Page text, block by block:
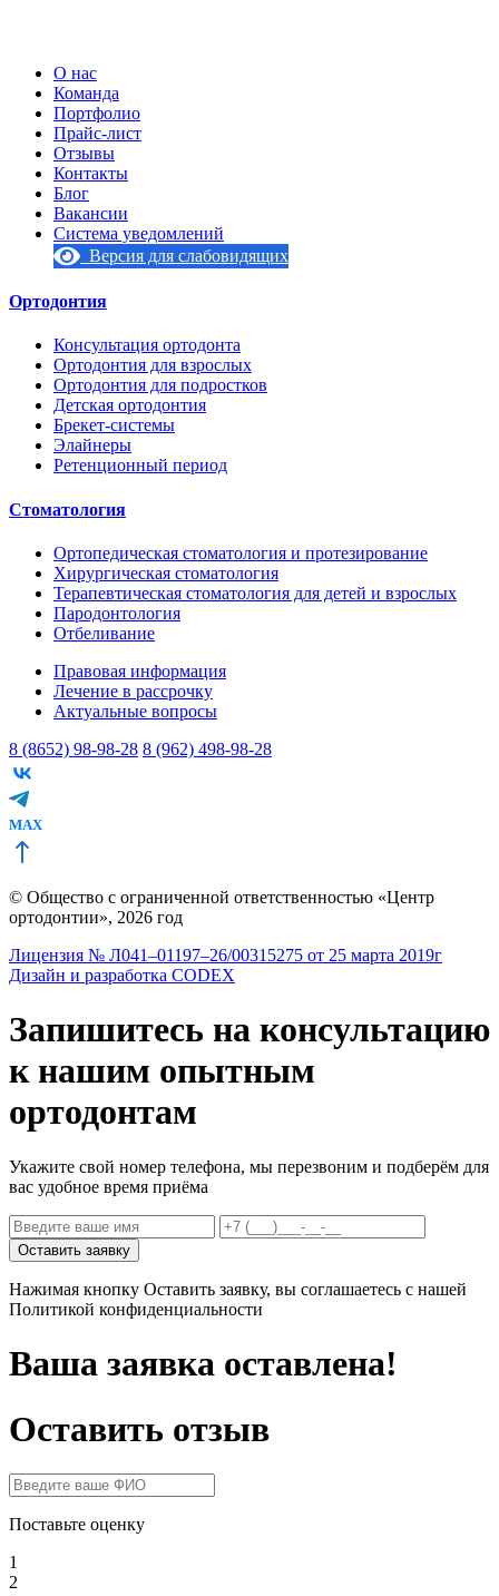
О нас
Команда
Портфолио
Прайс-лист
Отзывы
Контакты
Блог
Вакансии
Система уведомлений
Версия для слабовидящих
Ортодонтия
Консультация ортодонта
Ортодонтия для взрослых
Ортодонтия для подростков
Детская ортодонтия
Брекет-системы
Элайнеры
Ретенционный период
Стоматология
Ортопедическая стоматология и протезирование
Хирургическая стоматология
Терапевтическая стоматология для детей и взрослых
Пародонтология
Отбеливание
Правовая информация
Лечение в рассрочку
Актуальные вопросы
8 (8652) 98-98-28 8 (962) 498-98-28
MAX
© Общество с ограниченной ответственностью «Центр
ортодонтии», 2026 год
Лицензия № Л041–01197–26/00315275 от 25 марта 2019г
Дизайн и разработка CODEX
Запишитесь на консультацию
к нашим опытным
ортодонтам
Укажите свой номер телефона, мы перезвоним и подберём для
вас удобное время приёма
Оставить заявку
Нажимая кнопку Оставить заявку, вы соглашаетесь с нашей
Политикой конфиденциальности
Ваша заявка оставлена!
Оставить отзыв
Поставьте оценку
1
2